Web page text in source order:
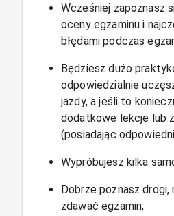
Wcześniej zapoznasz
oceny egzaminu i
błędami podczas
Będziesz dużo
odpowiedzialnie
jazdy, a jeśli to
dodatkowe lekcje lub
(posiadając
Wypróbujesz kilka
Dobrze poznasz
zdawać egzamin;